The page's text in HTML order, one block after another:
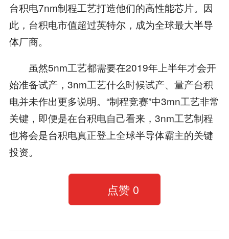
台积电7nm制程工艺打造他们的高性能芯片。因
此，台积电市值超过英特尔，成为全球最大半导
体厂商。
虽然5nm工艺都需要在2019年上半年才会开
始准备试产，3nm工艺什么时候试产、量产台积
电并未作出更多说明。“制程竞赛”中3mn工艺非常
关键，即便是在台积电自己看来，3nm工艺制程
也将会是台积电真正登上全球半导体霸主的关键
投资。
点赞 0